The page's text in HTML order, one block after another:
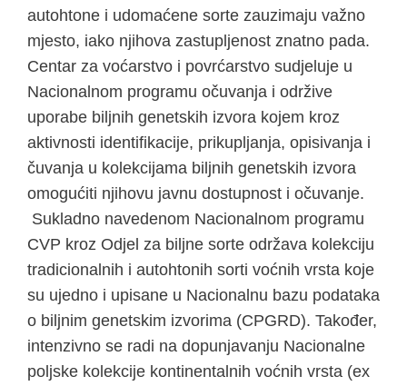
autohtone i udomaćene sorte zauzimaju važno
mjesto, iako njihova zastupljenost znatno pada.
Centar za voćarstvo i povrćarstvo sudjeluje u
Nacionalnom programu očuvanja i održive
uporabe biljnih genetskih izvora kojem kroz
aktivnosti identifikacije, prikupljanja, opisivanja i
čuvanja u kolekcijama biljnih genetskih izvora
omogućiti njihovu javnu dostupnost i očuvanje.
Sukladno navedenom Nacionalnom programu
CVP kroz Odjel za biljne sorte održava kolekciju
tradicionalnih i autohtonih sorti voćnih vrsta koje
su ujedno i upisane u Nacionalnu bazu podataka
o biljnim genetskim izvorima (CPGRD). Također,
intenzivno se radi na dopunjavanju Nacionalne
poljske kolekcije kontinentalnih voćnih vrsta (ex